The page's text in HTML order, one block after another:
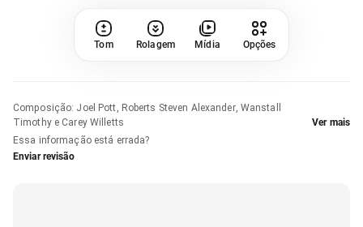
Tom Rolagem Mídia Opções
Composição: Joel Pott, Roberts Steven Alexander, Wanstall
Timothy e Carey Willetts
Ver mais
Essa informação está errada?
Enviar revisão